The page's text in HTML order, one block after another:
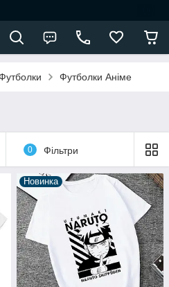
Футболки Аніме
0 Фільтри
Новинка